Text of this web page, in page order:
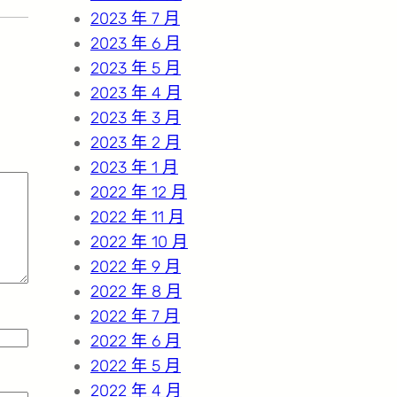
2023 年 7 月
2023 年 6 月
2023 年 5 月
2023 年 4 月
2023 年 3 月
2023 年 2 月
2023 年 1 月
2022 年 12 月
2022 年 11 月
2022 年 10 月
2022 年 9 月
2022 年 8 月
2022 年 7 月
2022 年 6 月
2022 年 5 月
2022 年 4 月